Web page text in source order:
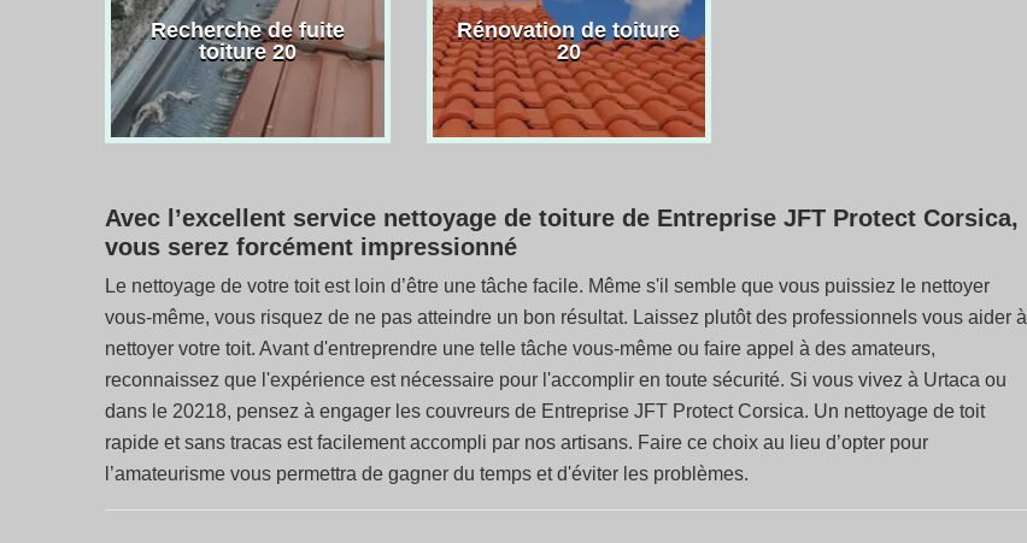
Recherche de fuite
toiture 20
Rénovation de toiture
20
Avec l’excellent service nettoyage de toiture de Entreprise JFT Protect Corsica,
vous serez forcément impressionné
Le nettoyage de votre toit est loin d’être une tâche facile. Même s'il semble que vous puissiez le nettoyer
vous-même, vous risquez de ne pas atteindre un bon résultat. Laissez plutôt des professionnels vous aider à
nettoyer votre toit. Avant d'entreprendre une telle tâche vous-même ou faire appel à des amateurs,
reconnaissez que l'expérience est nécessaire pour l'accomplir en toute sécurité. Si vous vivez à Urtaca ou
dans le 20218, pensez à engager les couvreurs de Entreprise JFT Protect Corsica. Un nettoyage de toit
rapide et sans tracas est facilement accompli par nos artisans. Faire ce choix au lieu d’opter pour
l’amateurisme vous permettra de gagner du temps et d'éviter les problèmes.